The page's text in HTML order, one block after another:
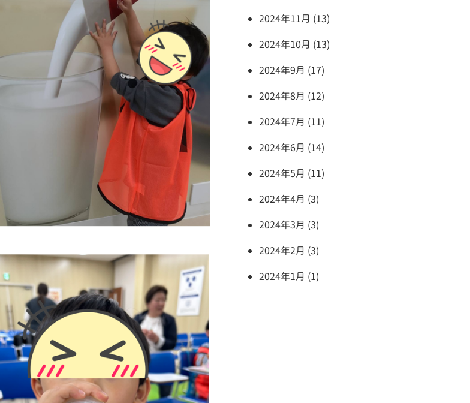
2024年11月 (13)
2024年10月 (13)
2024年9月 (17)
2024年8月 (12)
2024年7月 (11)
2024年6月 (14)
2024年5月 (11)
2024年4月 (3)
2024年3月 (3)
2024年2月 (3)
2024年1月 (1)